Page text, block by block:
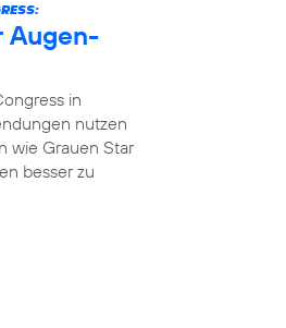
Augen-
in
nutzen
wie Grauen Star
besser zu